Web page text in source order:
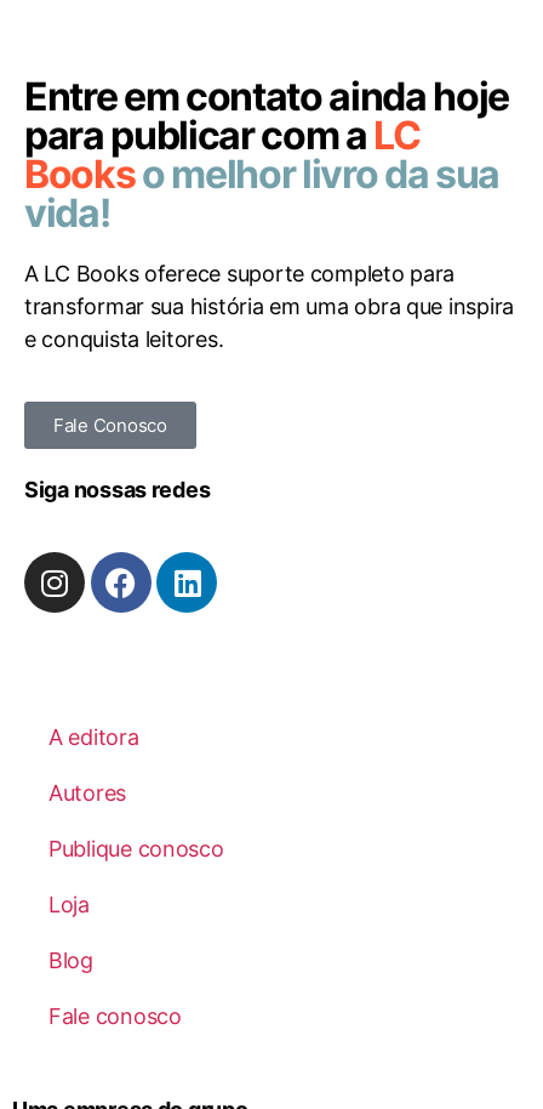
Entre em contato ainda hoje
para publicar com a LC
Bookso melhor livro da sua
vida!
A LC Books oferece suporte completo para
transformar sua história em uma obra que inspira
e conquista leitores.
Fale Conosco
Siga nossas redes
A editora
Autores
Publique conosco
Loja
Blog
Fale conosco